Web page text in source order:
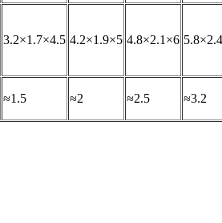
3.2×1.7×4.5 4.2×1.9×5 4.8×2.1×6
≈1.5 ≈2 ≈2.5 ≈3.2